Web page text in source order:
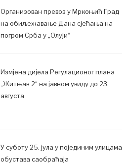
Организован превоз у Мркоњић Град
на обиљежавање Дана сјећања на
погром Срба у „Олуји“
Измјена дијела Регулационог плана
„Житњак 2“ на јавном увиду до 23.
августа
У суботу 25. јула у појединим улицама
обустава саобраћаја